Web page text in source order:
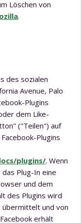
Löschen von
.
des sozialen
Avenue, Palo
Plugins
dem Like-
("Teilen") auf
Plugins
plugins/. Wenn
Plug-In eine
und dem
des Plugins wird
übermittelt und von
erhält